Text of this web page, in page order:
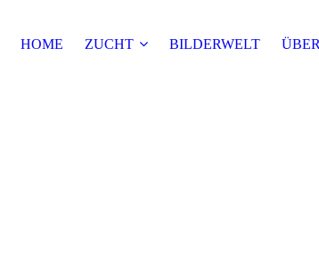
HOME ZUCHT BILDERWELT